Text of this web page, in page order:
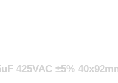
425VAC ±5%